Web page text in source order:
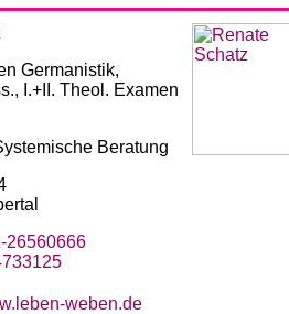
Germanistik,
I.+II. Theol. Examen
Beratung
26560666
weben.de